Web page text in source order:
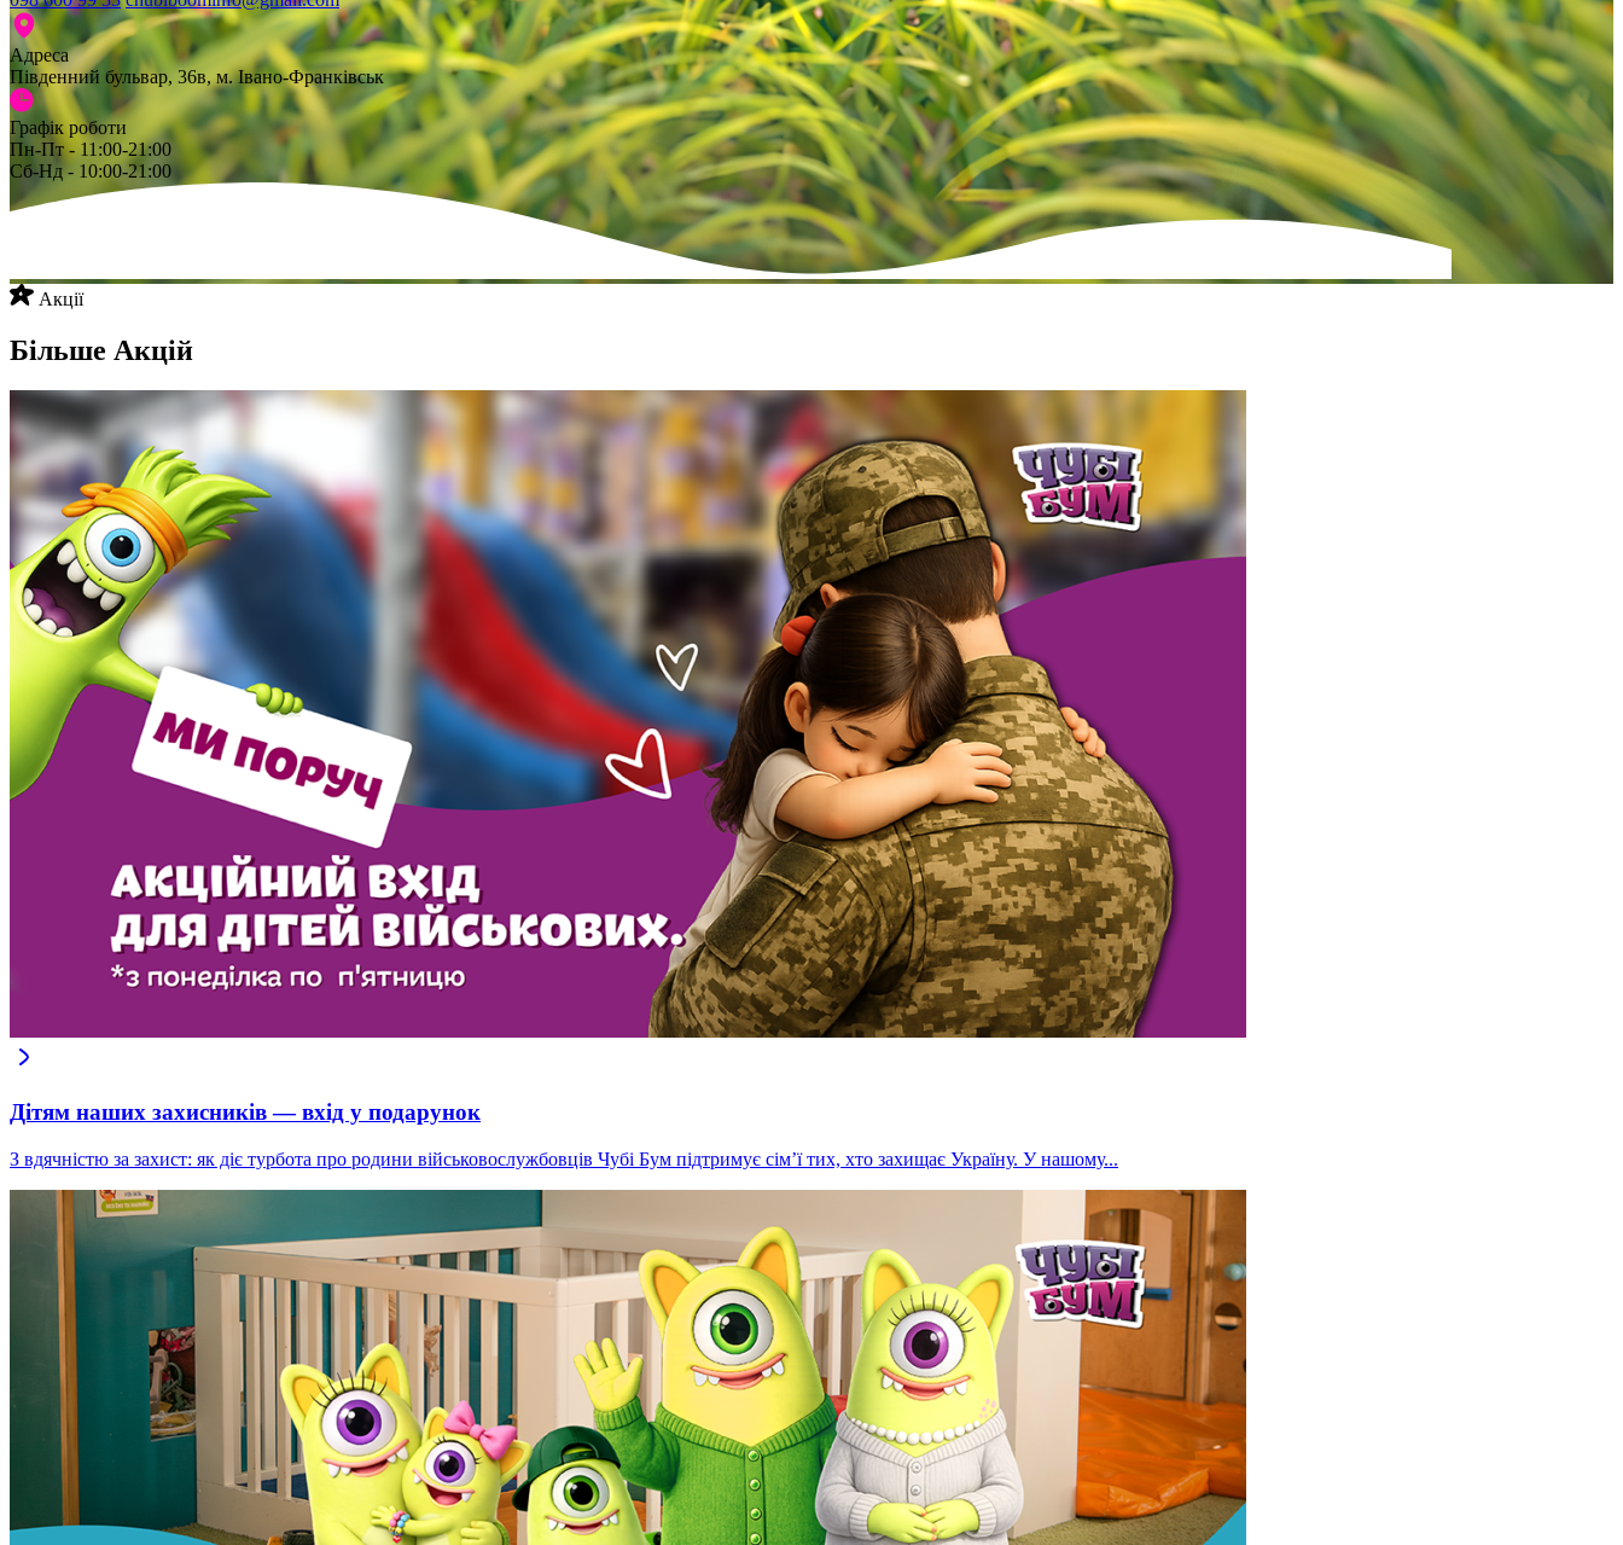
Адреса
Південний бульвар, 36в, м. Івано-Франківськ
Графік роботи
Пн-Пт - 11:00-21:00
Сб-Нд - 10:00-21:00
Акції
Більше Акцій
Дітям наших захисників — вхід у подарунок
З вдячністю за захист: як діє турбота про родини військовослужбовців Чубі Бум підтримує сім’ї тих, хто захищає Україну. У нашому...